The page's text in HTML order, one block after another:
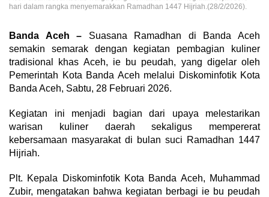
hari dalam rangka menyemarakkan Ramadhan 1447 Hijriah.(28/2/2026).
Banda Aceh – Suasana Ramadhan di Banda Aceh
semakin semarak dengan kegiatan pembagian kuliner
tradisional khas Aceh, ie bu peudah, yang digelar oleh
Pemerintah Kota Banda Aceh melalui Diskominfotik Kota
Banda Aceh, Sabtu, 28 Februari 2026.
Kegiatan ini menjadi bagian dari upaya melestarikan
warisan kuliner daerah sekaligus mempererat
kebersamaan masyarakat di bulan suci Ramadhan 1447
Hijriah.
Plt. Kepala Diskominfotik Kota Banda Aceh, Muhammad
Zubir, mengatakan bahwa kegiatan berbagi ie bu peudah